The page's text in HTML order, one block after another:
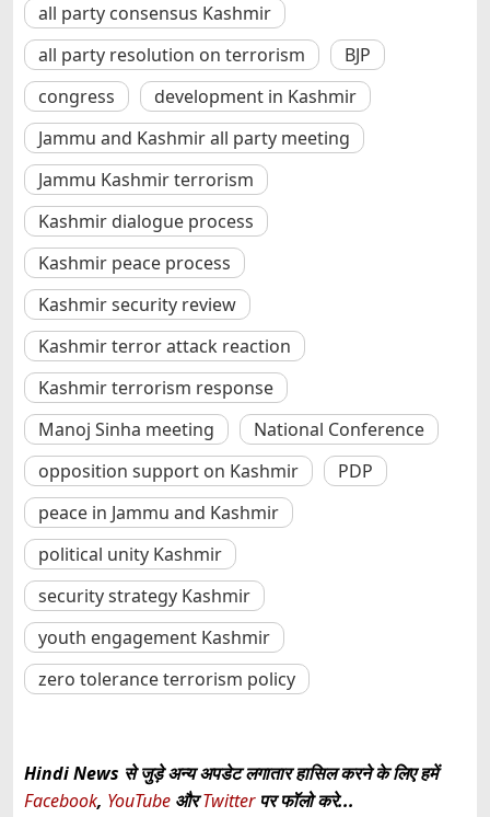
all party consensus Kashmir
all party resolution on terrorism
BJP
congress
development in Kashmir
Jammu and Kashmir all party meeting
Jammu Kashmir terrorism
Kashmir dialogue process
Kashmir peace process
Kashmir security review
Kashmir terror attack reaction
Kashmir terrorism response
Manoj Sinha meeting
National Conference
opposition support on Kashmir
PDP
peace in Jammu and Kashmir
political unity Kashmir
security strategy Kashmir
youth engagement Kashmir
zero tolerance terrorism policy
Hindi News से जुड़े अन्य अपडेट लगातार हासिल करने के लिए हमें
Facebook, YouTube औरTwitterपर फॉलो करे...